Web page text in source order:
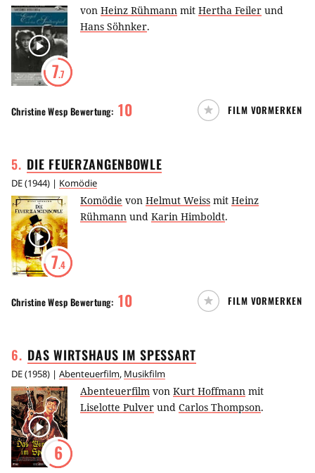
7.7
von Heinz Rühmann mit Hertha Feiler und
Hans Söhnker.
Christine Wesp Bewertung: 10 FILM VORMERKEN
5. DIE FEUERZANGENBOWLE
DE(1944) | Komödie
7.4
Komödie von Helmut Weiss mit Heinz
Rühmann und Karin Himboldt.
Christine Wesp Bewertung: 10 FILM VORMERKEN
6. DAS WIRTSHAUS IMSPESSART
DE(1958) | Abenteuerfilm, Musikfilm
6
Abenteuerfilm von Kurt Hoffmann mit
Liselotte Pulver und Carlos Thompson.